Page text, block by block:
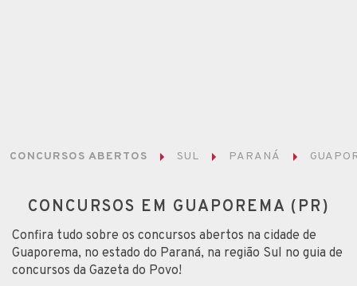
CONCURSOS ABERTOS SUL PARANÁ
CONCURSOS EM GUAPOREMA (PR)
Confira tudo sobre os concursos abertos na cidade de
Guaporema, no estado do Paraná, na região Sul no guia de
concursos da Gazeta do Povo!